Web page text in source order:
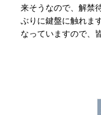
来そうなので、解禁
ぶりに鍵盤に触れま
なっていますので、